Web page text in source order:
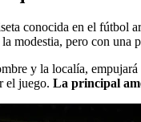
conocida en el fútbol
modestia, pero con una
y la localía,
el juego. La principal